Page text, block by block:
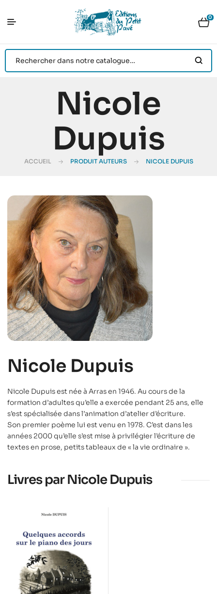
0
Nicole
Dupuis
ACCUEIL PRODUIT AUTEURS NICOLE DUPUIS
Nicole Dupuis
Nicole Dupuis est née à Arras en 1946. Au cours de la
formation d’adultes qu’elle a exercée pendant 25 ans, elle
s’est spécialisée dans l’animation d’atelier d’écriture.
Son premier poème lui est venu en 1978. C’est dans les
années 2000 qu’elle s’est mise à privilégier l’écriture de
textes en prose, petits tableaux de « la vie ordinaire ».
Livres par Nicole Dupuis